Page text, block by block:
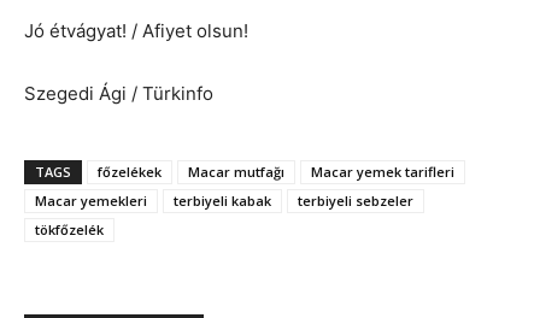
Jó étvágyat! / Afiyet olsun!
Szegedi Ági / Türkinfo
TAGS főzelékek Macar mutfağı
Macar yemek tarifleri
Macar yemekleri
terbiyeli kabak
terbiyeli sebzeler
tökfőzelék